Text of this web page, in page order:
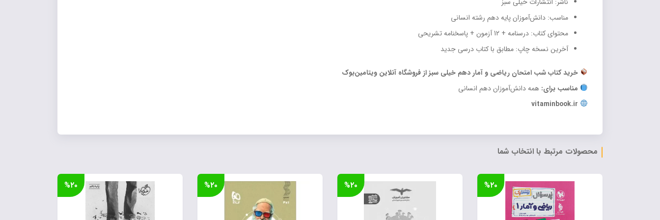
مناسب: دانش‌آموزان پایه دهم رشته انسانی
محتوای کتاب: درسنامه + 12 آزمون + پاسخنامه تشریحی
آخرین نسخه چاپ: مطابق با کتاب درسی جدید
خرید کتاب شب امتحان ریاضی و آمار دهم خیلی سبز از فروشگاه آنلاین ویتامین‌بوک
مناسب برای: همه دانش‌آموزان دهم انسانی
vitaminbook.ir
محصولات مرتبط با انتخاب شما
%۲۰ %۲۰ %۲۰ %۲۰